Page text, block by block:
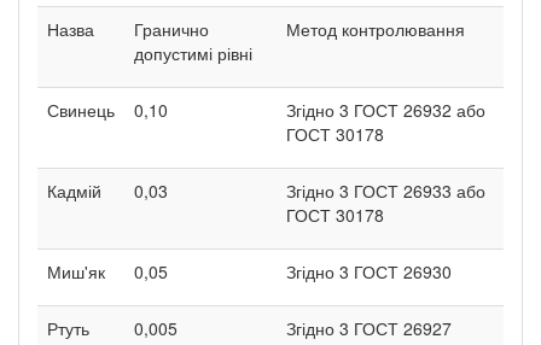
Назва
Гранично
допустимі рівні
Метод контролювання
Свинець 0,10
Згідно 3 ГОСТ 26932 або
ГОСТ 30178
Кадмій 0,03
Згідно 3 ГОСТ 26933 або
ГОСТ 30178
Миш'як 0,05 Згідно 3 ГОСТ 26930
Ртуть 0,005 Згідно 3 ГОСТ 26927